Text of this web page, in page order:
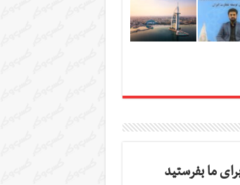
ما بفرستید